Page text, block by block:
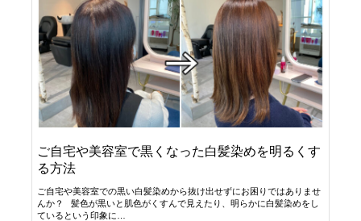
ご自宅や美容室で黒くなった白髪染めを明るくす
る方法
ご自宅や美容室での黒い白髪染めから抜け出せずにお困りではありませ
んか？ 髪色が黒いと肌色がくすんで見えたり、明らかに白髪染めをし
ているという印象に…